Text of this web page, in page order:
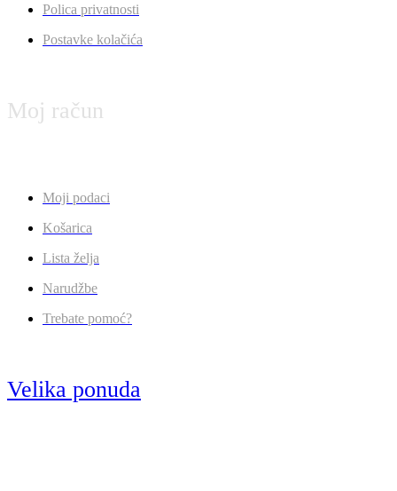
Polica privatnosti
Postavke kolačića
Moj račun
Moji podaci
Košarica
Lista želja
Narudžbe
Trebate pomoć?
Velika ponuda